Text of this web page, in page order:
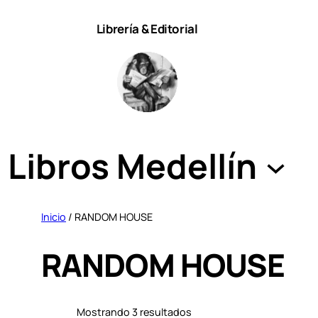
Librería & Editorial
Libros Medellín
Inicio / RANDOM HOUSE
RANDOM HOUSE
Mostrando 3 resultados